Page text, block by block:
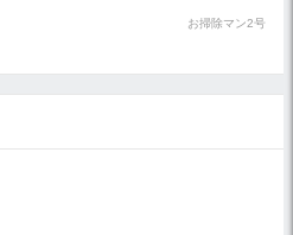
お掃除マン2号